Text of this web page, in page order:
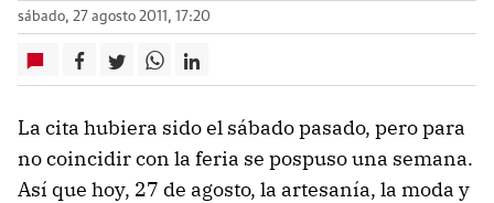
sábado, 27 agosto 2011, 17:20
La cita hubiera sido el sábado pasado, pero para
no coincidir con la feria se pospuso una semana.
Así que hoy, 27 de agosto, la artesanía, la moda y